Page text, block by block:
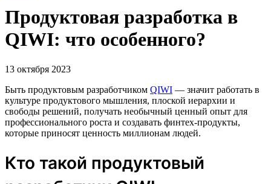
Продуктовая разработка в
QIWI: что особенного?
13 октября 2023
Быть продуктовым разработчиком QIWI — значит работать в
культуре продуктового мышления, плоской иерархии и
свободы решений, получать необычный ценный опыт для
профессионального роста и создавать финтех-продукты,
которые приносят ценность миллионам людей.
Кто такой продуктовый